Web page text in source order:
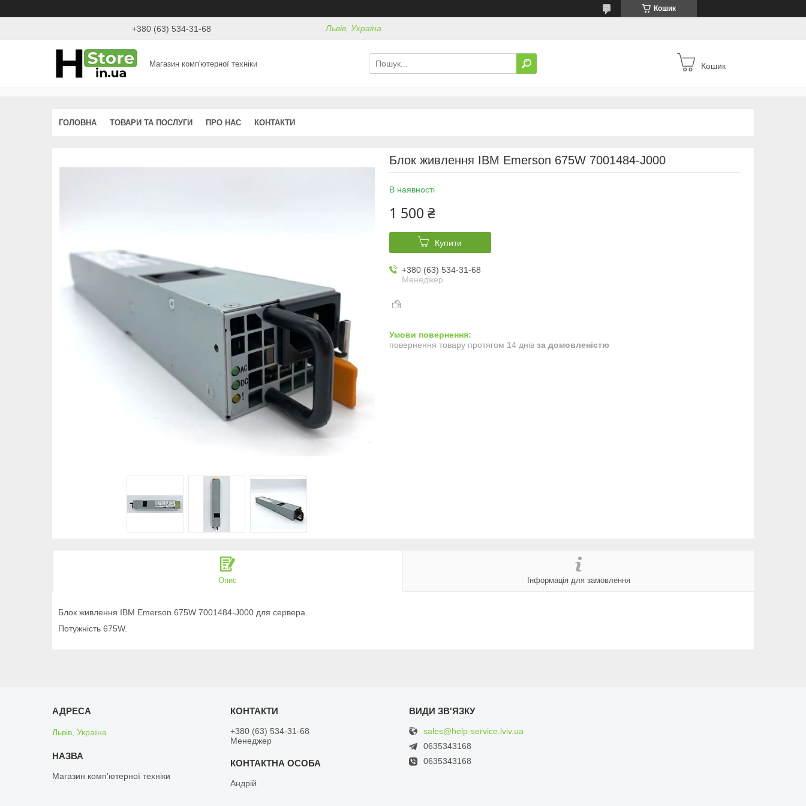
Кошик
+380 (63) 534-31-68 Львів, Україна
Магазин комп'ютерної техніки Кошик
ГОЛОВНА ТОВАРИ ТА ПОСЛУГИ ПРО НАС КОНТАКТИ
Блок живлення IBM Emerson 675W 7001484-J000
В наявності
1 500 ₴
Купити
+380 (63) 534-31-68
Менеджер
повернення товару протягом 14 днів за домовленістю
Опис Інформація для замовлення
Блок живлення IBM Emerson 675W 7001484-J000 для сервера.
Потужність 675W.
Львів, Україна
Магазин комп'ютерної техніки
+380 (63) 534-31-68
Менеджер
Андрій
sales@help-service.lviv.ua
0635343168
0635343168